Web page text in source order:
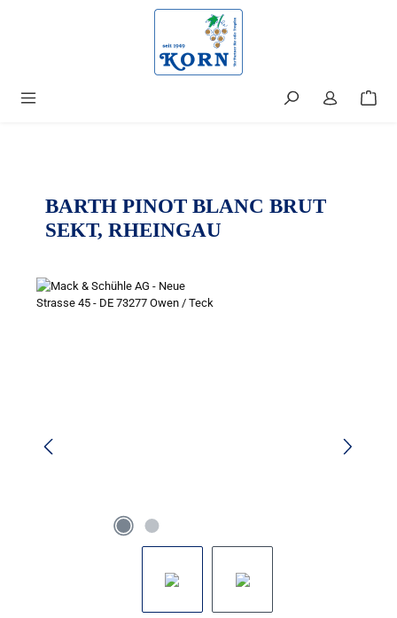
BARTH PINOT BLANC BRUT
SEKT, RHEINGAU